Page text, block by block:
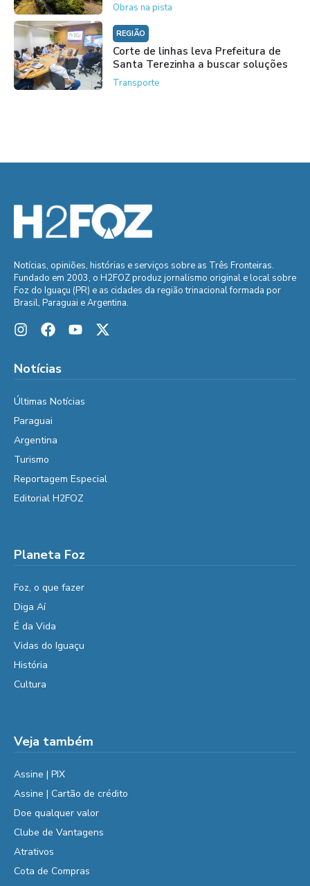
Obras na pista
REGIÃO
Corte de linhas leva Prefeitura de
Santa Terezinha a buscar soluções
Transporte
Notícias, opiniões, histórias e serviços sobre as Três Fronteiras.
Fundado em 2003, o H2FOZ produz jornalismo original e local sobre
Foz do Iguaçu (PR) e as cidades da região trinacional formada por
Brasil, Paraguai e Argentina.
Notícias
Últimas Notícias
Paraguai
Argentina
Turismo
Reportagem Especial
Editorial H2FOZ
Planeta Foz
Foz, o que fazer
Diga Aí
É da Vida
Vidas do Iguaçu
História
Cultura
Veja também
Assine | PIX
Assine | Cartão de crédito
Doe qualquer valor
Clube de Vantagens
Atrativos
Cota de Compras